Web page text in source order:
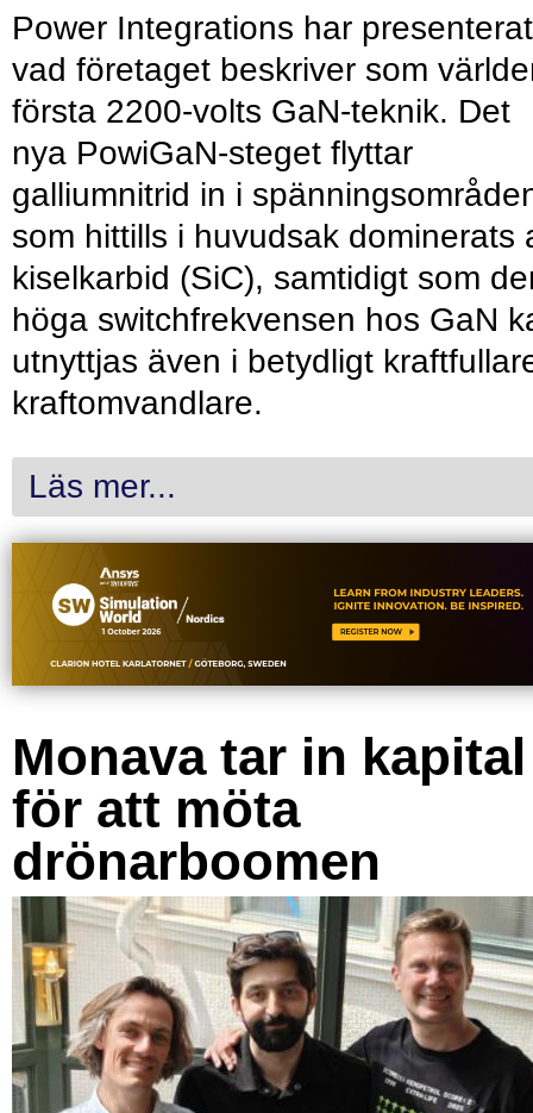
Power Integrations har presenterat
vad företaget beskriver som
första 2200-volts GaN-teknik. Det
nya PowiGaN-steget flyttar
galliumnitrid in i
som hittills i huvudsak dominerats
kiselkarbid (SiC), samtidigt som
höga switchfrekvensen hos GaN
utnyttjas även i betydligt
kraftomvandlare.
Läs mer...
Monava tar in kapital
för att möta
drönarboomen